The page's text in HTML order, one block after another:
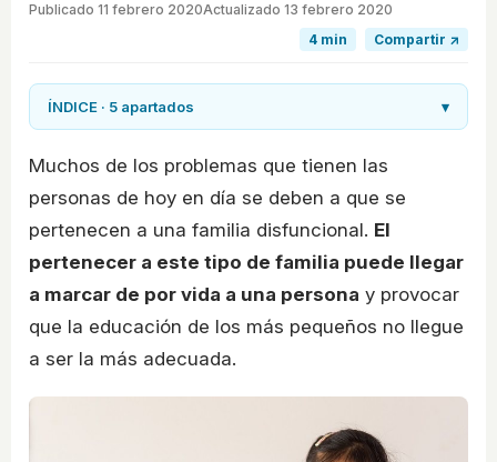
Publicado 11 febrero 2020Actualizado 13 febrero 2020
4 min
Compartir ↗
ÍNDICE · 5 apartados ▾
Muchos de los problemas que tienen las
personas de hoy en día se deben a que se
pertenecen a una familia disfuncional. El
pertenecer a este tipo de familia puede llegar
a marcar de por vida a una persona y provocar
que la educación de los más pequeños no llegue
a ser la más adecuada.